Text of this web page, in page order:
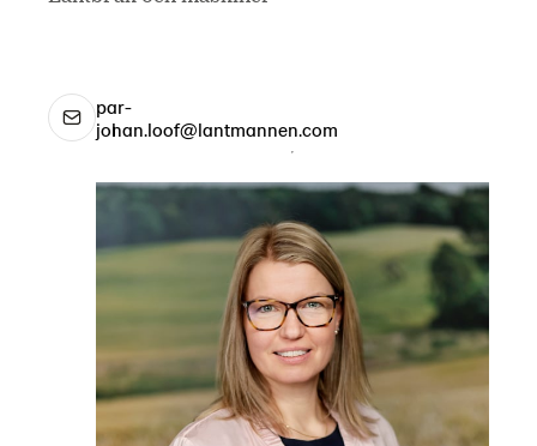
par-
johan.loof@lantmannen.com